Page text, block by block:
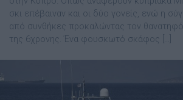
σκι επέβαιναν και οι δύο γονείς, ενώ η
από συνθήκες προκαλώντας τον
της 6χρονης. Ένα φουσκωτό σκάφος […]